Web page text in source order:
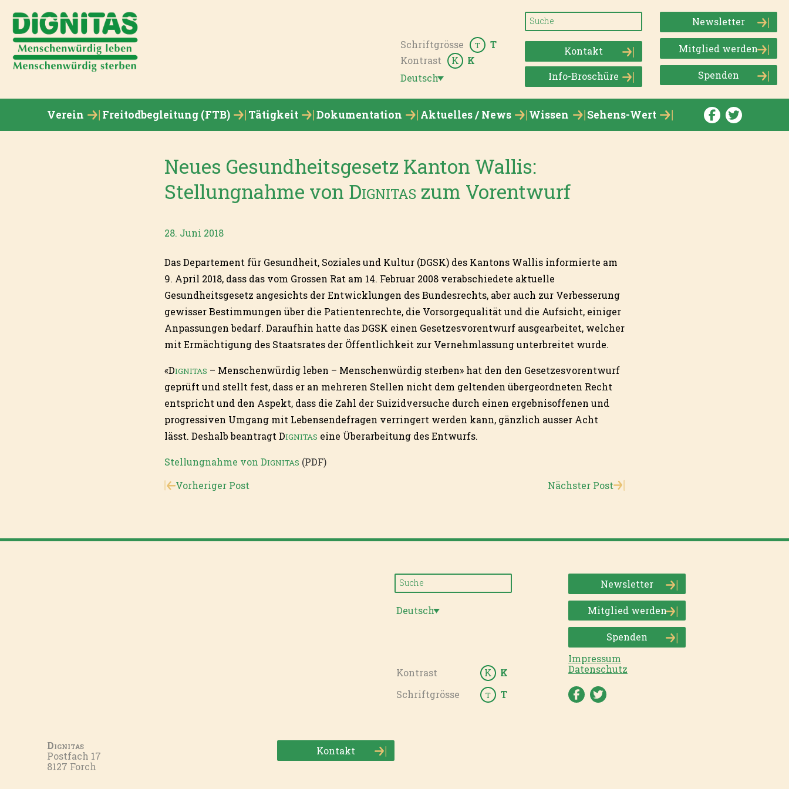
Deutsch
Kontrast K K
Schriftgrösse T T
Kontakt
Info-Broschüre
Newsletter
Mitglied werden
Spenden
Verein Freitodbegleitung (FTB) Tätigkeit Dokumentation Aktuelles / News Wissen Sehens-Wert
Neues Gesundheitsgesetz Kanton Wallis:
Stellungnahme von Dignitas zum Vorentwurf
28. Juni 2018
Das Departement für Gesundheit, Soziales und Kultur (DGSK) des Kantons Wallis informierte am
9. April 2018, dass das vom Grossen Rat am 14. Februar 2008 verabschiedete aktuelle
Gesundheitsgesetz angesichts der Entwicklungen des Bundesrechts, aber auch zur Verbesserung
gewisser Bestimmungen über die Patientenrechte, die Vorsorgequalität und die Aufsicht, einiger
Anpassungen bedarf. Daraufhin hatte das DGSK einen Gesetzesvorentwurf ausgearbeitet, welcher
mit Ermächtigung des Staatsrates der Öffentlichkeit zur Vernehmlassung unterbreitet wurde.
«DIGNITAS – Menschenwürdig leben – Menschenwürdig sterben» hat den den Gesetzesvorentwurf
geprüft und stellt fest, dass er an mehreren Stellen nicht dem geltenden übergeordneten Recht
entspricht und den Aspekt, dass die Zahl der Suizidversuche durch einen ergebnisoffenen und
progressiven Umgang mit Lebensendefragen verringert werden kann, gänzlich ausser Acht
lässt. Deshalb beantragt DIGNITAS eine Überarbeitung des Entwurfs.
Stellungnahme von DIGNITAS (PDF)
Vorheriger Post
Nächster Post
Deutsch
Kontrast K
K
Schriftgrösse
T T
Newsletter
Mitglied werden
Spenden
Impressum
Datenschutz
Dignitas
Postfach 17
8127 Forch
Kontakt